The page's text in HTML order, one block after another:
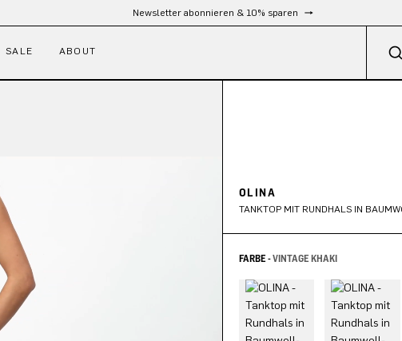
Kostenloser Versand ab 300 €
SALE ABOUT
OLINA
TANKTOP MIT RUNDHALS IN
FARBE -VINTAGE KHAKI